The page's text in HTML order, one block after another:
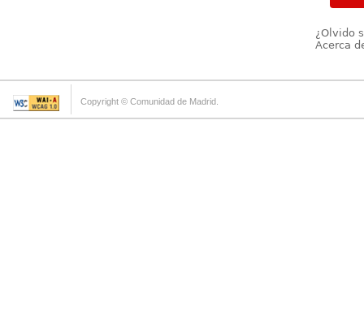
¿Olvido
Acerca
Copyright © Comunidad de Madrid.